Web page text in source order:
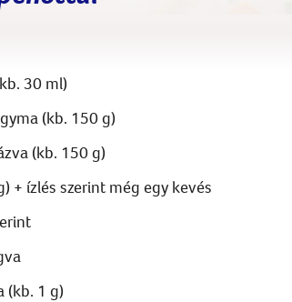
30 ml)
(kb. 150 g)
(kb. 150 g)
+ ízlés szerint még egy kevés
(kb. 1 g)